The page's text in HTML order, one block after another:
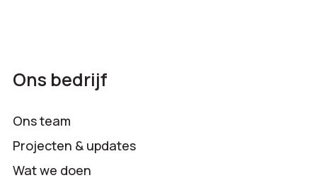
Ons bedrijf
Ons team
Projecten & updates
Wat we doen